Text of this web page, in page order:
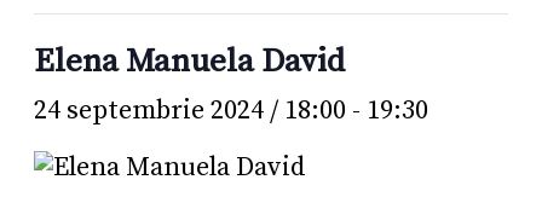
Elena Manuela David
24 septembrie 2024 / 18:00 - 19:30